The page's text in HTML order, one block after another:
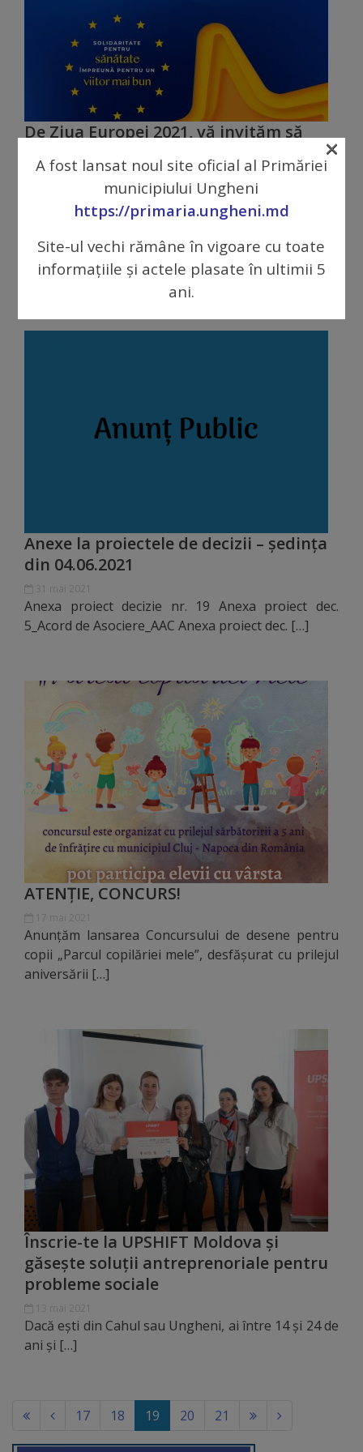
Înscrierea
copiilor
în
grădiniță/Plăți
Înterprinderi
municipale
Comgaz-
Arhitectură
Transparență
decizională
Proiecte
Decizii
Dispoziții
Regulamente
Rapoarte
Consultări
publice
Achiziții
publice
Rezultate/Atribuiri
Planuri/
Rapoarte
Licitații
Rezultate
și
Taxe
locale
Strategii
programe
De Ziua Europei 2021, vă invităm să
despre Echipa Europa/Asistența
Uniunii Europene în localitatea mea!”
8 iunie 2021
Dragi prieteni, Asistența Uniunii Europene și a
Statelor Membre ale UE, în calitate de
#EchipaEuropa, […]
Anexe la proiectele de decizii – ședința
din 04.06.2021
31 mai 2021
Anexa proiect decizie nr. 19 Anexa proiect dec.
5_Acord de Asociere_AAC Anexa proiect dec. […]
ATENȚIE, CONCURS!
Anunțăm lansarea Concursului de desene pentru
copii „Parcul copilăriei mele”, desfășurat cu prilejul
aniversării […]
Înscrie-te la UPSHIFT Moldova și
găsește soluții antreprenoriale pentru
probleme sociale
13 mai 2021
Dacă ești din Cahul sau Ungheni, ai între 14 și 24 de
ani și […]
17 18 19 (current)
20 21
A fost lansat noul site oficial al Primăriei
municipiului Ungheni
https://primaria.ungheni.md
Site-ul vechi rămâne în vigoare cu toate
informațiile și actele plasate în ultimii 5
ani.
×